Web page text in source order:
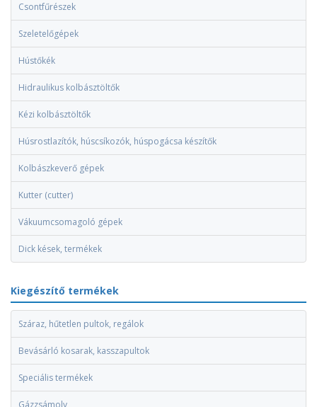
Csontfűrészek
Szeletelőgépek
Hústőkék
Hidraulikus kolbásztöltők
Kézi kolbásztöltők
Húsrostlazítók, húscsíkozók, húspogácsa készítők
Kolbászkeverő gépek
Kutter (cutter)
Vákuumcsomagoló gépek
Dick kések, termékek
Kiegészítő termékek
Száraz, hűtetlen pultok, regálok
Bevásárló kosarak, kasszapultok
Speciális termékek
Gázzsámoly